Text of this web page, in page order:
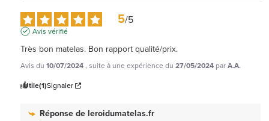
5/5
Avis vérifié
Très bon matelas. Bon rapport qualité/prix.
Avis du 10/07/2024, suite à une expérience du 27/05/2024 parA.A.
Utile(1)Signaler
Réponse deleroidumatelas.fr